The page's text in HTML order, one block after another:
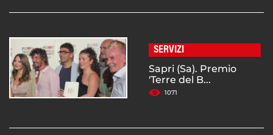
SERVIZI
Sapri (Sa). Premio
'Terre del B...
1071